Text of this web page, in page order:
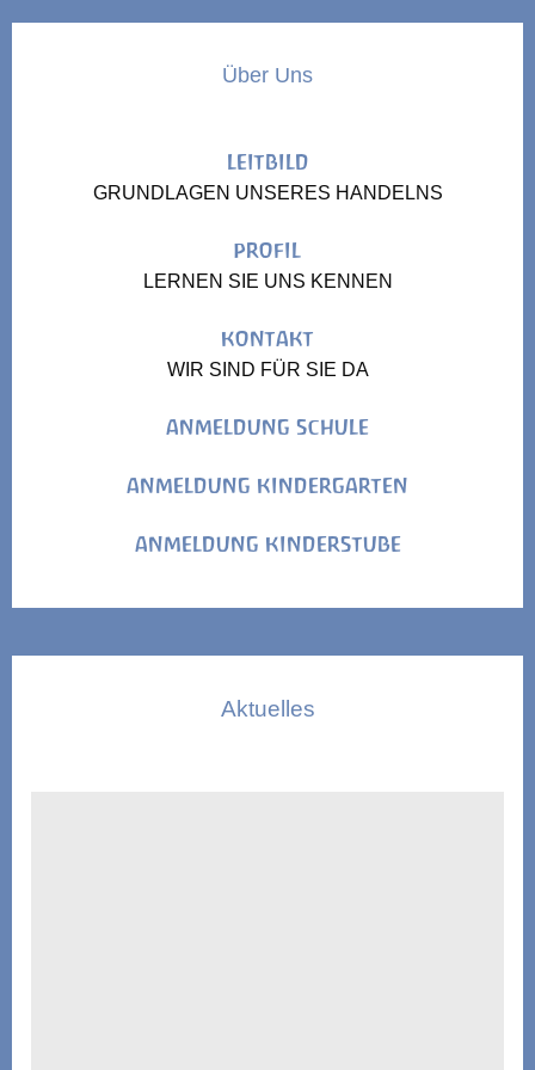
Über Uns
LEITBILD
GRUNDLAGEN UNSERES HANDELNS
PROFIL
LERNEN SIE UNS KENNEN
KONTAKT
WIR SIND FÜR SIE DA
ANMELDUNG SCHULE
ANMELDUNG KINDERGARTEN
ANMELDUNG KINDERSTUBE
Aktuelles